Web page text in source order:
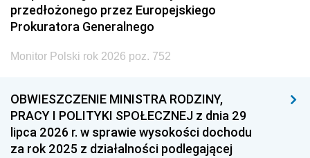
przedłożonego przez Europejskiego
Prokuratora Generalnego
Monitor Polski rok 2026 poz. 752
OBWIESZCZENIE MINISTRA RODZINY,
PRACY I POLITYKI SPOŁECZNEJ z dnia 29
lipca 2026 r. w sprawie wysokości dochodu
za rok 2025 z działalności podlegającej